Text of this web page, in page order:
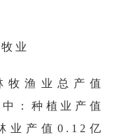
业
牧渔业总产值
：种植业产值
业产值 0.12 亿